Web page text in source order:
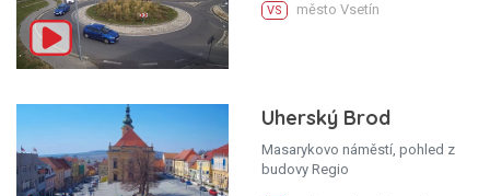
VS město Vsetín
Uherský Brod
Masarykovo náměstí, pohled z
budovy Regio